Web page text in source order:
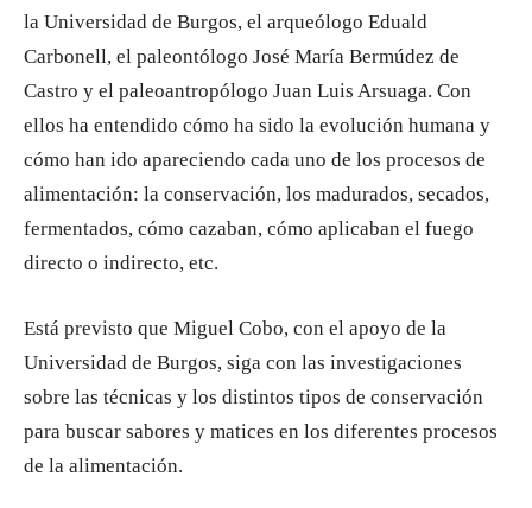
la Universidad de Burgos, el arqueólogo Eduald
Carbonell, el paleontólogo José María Bermúdez de
Castro y el paleoantropólogo Juan Luis Arsuaga. Con
ellos ha entendido cómo ha sido la evolución humana y
cómo han ido apareciendo cada uno de los procesos de
alimentación: la conservación, los madurados, secados,
fermentados, cómo cazaban, cómo aplicaban el fuego
directo o indirecto, etc.
Está previsto que Miguel Cobo, con el apoyo de la
Universidad de Burgos, siga con las investigaciones
sobre las técnicas y los distintos tipos de conservación
para buscar sabores y matices en los diferentes procesos
de la alimentación.